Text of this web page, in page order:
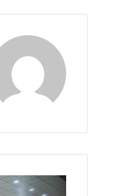
جامعة